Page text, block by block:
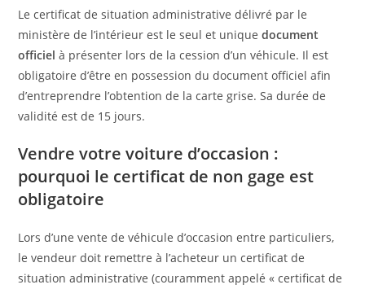
Le certificat de situation administrative délivré par le
ministère de l’intérieur est le seul et uniquedocument
officiel à présenter lors de la cession d’un véhicule. Il est
obligatoire d’être en possession du document officiel afin
d’entreprendre l’obtention de la carte grise. Sa durée de
validité est de 15 jours.
Vendre votre voiture d’occasion :
pourquoi le certificat de non gage est
obligatoire
Lors d’une vente de véhicule d’occasion entre particuliers,
le vendeur doit remettre à l’acheteur un certificat de
situation administrative (couramment appelé « certificat de